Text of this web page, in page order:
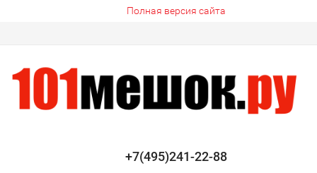
Полная версия сайта
+7(495)241-22-88